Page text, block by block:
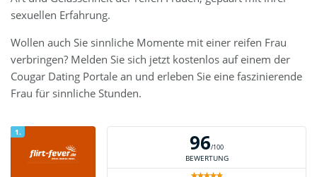
sexuellen Erfahrung.
Wollen auch Sie sinnliche Momente mit einer reifen Frau
verbringen? Melden Sie sich jetzt kostenlos auf einem der
Cougar Dating Portale an und erleben Sie eine faszinierende
Frau für sinnliche Stunden.
1. 96/100
BEWERTUNG